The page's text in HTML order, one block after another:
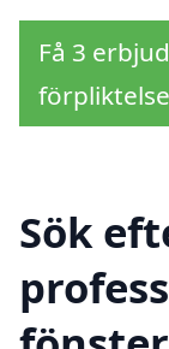
Få 3
Sök